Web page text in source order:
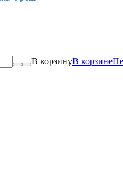
В корзинуВ корзине